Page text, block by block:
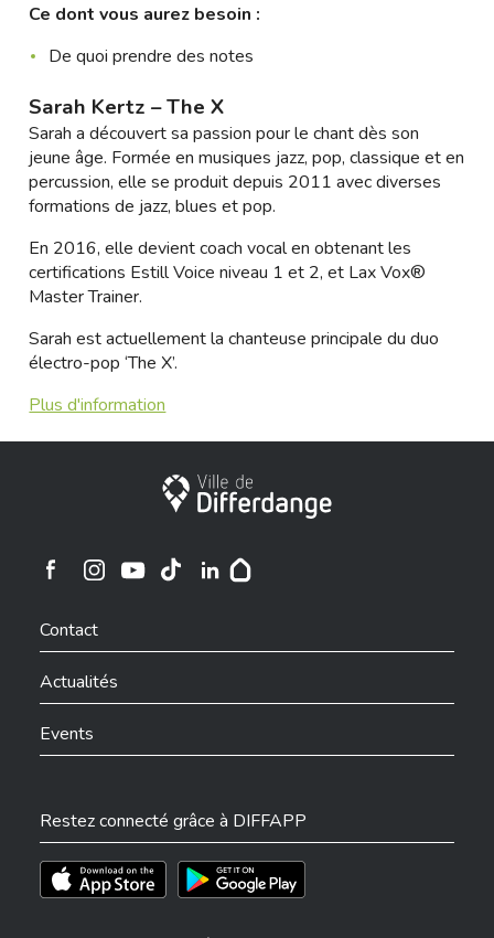
Ce dont vous aurez besoin :
De quoi prendre des notes
Sarah Kertz – The X
Sarah a découvert sa passion pour le chant dès son
jeune âge. Formée en musiques jazz, pop, classique et en
percussion, elle se produit depuis 2011 avec diverses
formations de jazz, blues et pop.
En 2016, elle devient coach vocal en obtenant les
certifications Estill Voice niveau 1 et 2, et Lax Vox®
Master Trainer.
Sarah est actuellement la chanteuse principale du duo
électro-pop ‘The X’.
Plus d'information
Ville de Differdange
Ville de Differdange sur Instagram
Contact
Actualités
Events
Restez connecté grâce à DIFFAPP
Téléchargez l'app sur l'App StoreTéléchargez l'app sur Play Store